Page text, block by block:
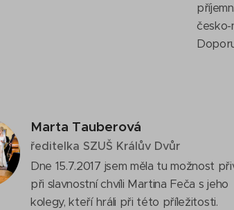
česko-
Marta Tauberová
ředitelka SZUŠ Králův Dvůr
Dne 15.7.2017 jsem měla tu možnost
při slavnostní chvíli Martina Feča s jeho
kolegy, kteří hráli při této příležitosti.